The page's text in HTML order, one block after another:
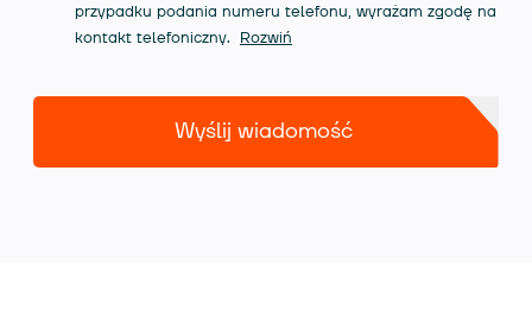
przypadku podania numeru telefonu, wyrażam zgodę na
kontakt telefoniczny.
Rozwiń
Wyślij wiadomość